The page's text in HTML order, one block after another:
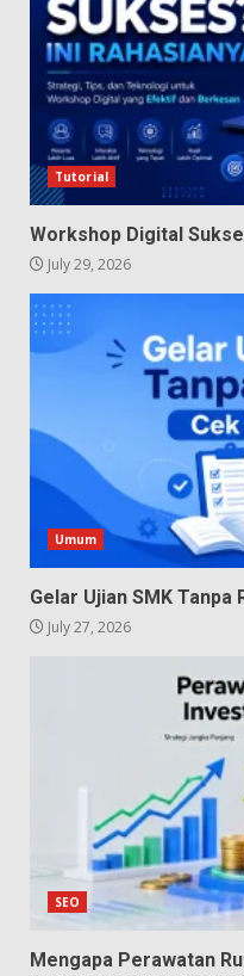
Tutorial
Workshop Digital
July 29, 2026
Umum
Gelar Ujian SMK Tanpa
July 27, 2026
SEO
Mengapa Perawatan